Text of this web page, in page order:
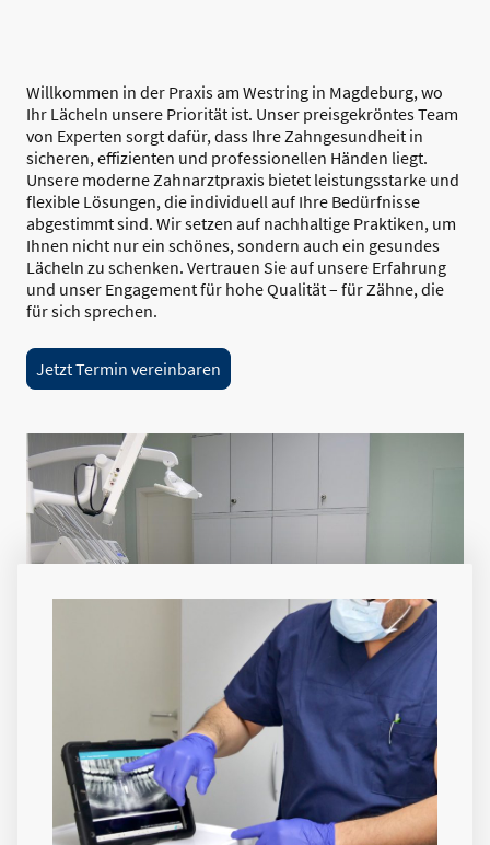
Willkommen in der Praxis am Westring in Magdeburg, wo
Ihr Lächeln unsere Priorität ist. Unser preisgekröntes Team
von Experten sorgt dafür, dass Ihre Zahngesundheit in
sicheren, effizienten und professionellen Händen liegt.
Unsere moderne Zahnarztpraxis bietet leistungsstarke und
flexible Lösungen, die individuell auf Ihre Bedürfnisse
abgestimmt sind. Wir setzen auf nachhaltige Praktiken, um
Ihnen nicht nur ein schönes, sondern auch ein gesundes
Lächeln zu schenken. Vertrauen Sie auf unsere Erfahrung
und unser Engagement für hohe Qualität – für Zähne, die
für sich sprechen.
Jetzt Termin vereinbaren